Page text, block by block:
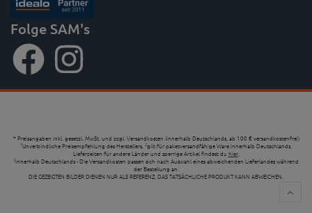
Folge SAM's
* Preisangaben inkl. gesetzl. MwSt. und zzgl. Versandkosten (innerhalb Deutschlands, ab 100 € versandkostenfrei)
1Unverbindliche Preisempfehlung des Herstellers, 2gilt für paketversandfähige Ware innerhalb Deutschlands,
Lieferzeiten für andere Länder und sperrige Artikel findest du hier,
3innerhalb Deutschlands - Die Versandkosten passen sich nach Auswahl eines abweichenden Lieferlandes während
der Bestellung an.
DIE GEZEIGTEN BILDER DIENEN NUR ALS REFERENZ, DAS TATSÄCHLICHE PRODUKT KANN ABWEICHEN.